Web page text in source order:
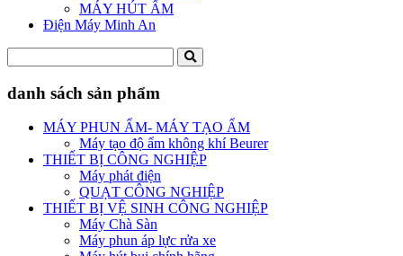
MÁY HÚT ẨM
Điện Máy Minh An
danh sách sản phẩm
MÁY PHUN ẨM- MÁY TẠO ẨM
Máy tạo độ ẩm không khí Beurer
THIẾT BỊ CÔNG NGHIỆP
Máy phát điện
QUẠT CÔNG NGHIỆP
THIẾT BỊ VỆ SINH CÔNG NGHIỆP
Máy Chà Sàn
Máy phun áp lực rửa xe